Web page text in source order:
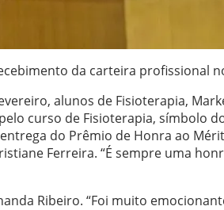
da carteira profissional
alunos de Fisioterapia,
curso de Fisioterapia,
do Prêmio de Honra ao
Ferreira. “É sempre uma
Ribeiro. “Foi muito